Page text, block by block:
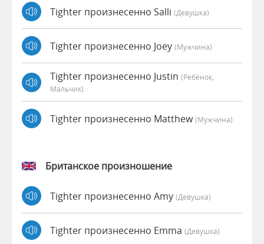
Tighter произнесенно Salli (девушка)
Tighter произнесенно Joey (мужчина)
Tighter произнесенно Justin (Ребёнок,
Мальчик)
Tighter произнесенно Matthew(мужчина)
Британское произношение
Tighter произнесенно Amy (девушка)
Tighter произнесенно Emma (девушка)